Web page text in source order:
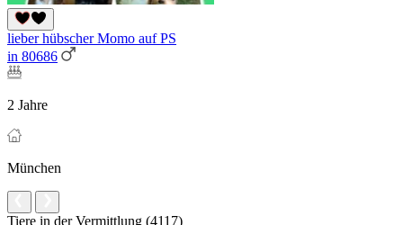
lieber hübscher Momo auf PS
in 80686
2 Jahre
München
Tiere in der Vermittlung (4117)